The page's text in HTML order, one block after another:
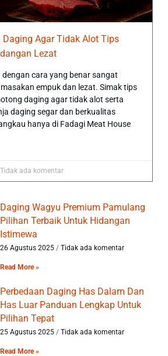
Daging Agar Tidak Alot Tips
Lezat
cara yang benar sangat
empuk dan lezat. Simak tips
daging agar tidak alot serta
daging segar dan berkualitas
hanya di Fadagi Meat House
Tidak ada komentar
Daging Wagyu Premium Pamulang
Pilihan Terbaik Untuk Hidangan
Istimewa
26 Agustus 2025 Tidak ada komentar
Read More »
Perbedaan Daging Has Dalam Dan
Has Luar Panduan Lengkap Untuk
Pilihan Tepat
25 Agustus 2025 Tidak ada komentar
Read More »